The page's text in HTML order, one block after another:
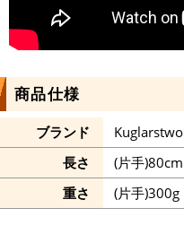
商品仕様
ブランド
Kuglarstwo
長さ
(片手)80cm
重さ
(片手)300g